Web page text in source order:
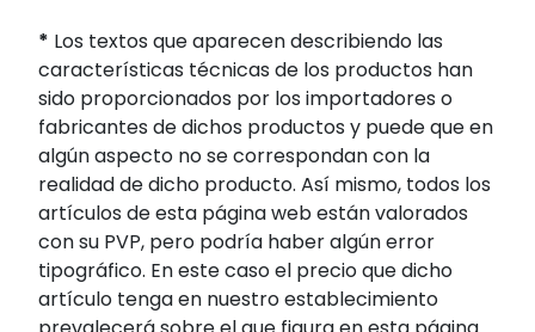
* Los textos que aparecen describiendo las
características técnicas de los productos han
sido proporcionados por los importadores o
fabricantes de dichos productos y puede que en
algún aspecto no se correspondan con la
realidad de dicho producto. Así mismo, todos los
artículos de esta página web están valorados
con su PVP, pero podría haber algún error
tipográfico. En este caso el precio que dicho
artículo tenga en nuestro establecimiento